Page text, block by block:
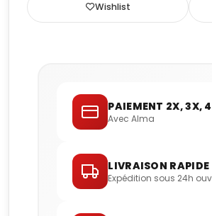
Wishlist
PAIEMENT 2X, 3X,
Avec Alma
LIVRAISON RAPIDE
Expédition sous 24h